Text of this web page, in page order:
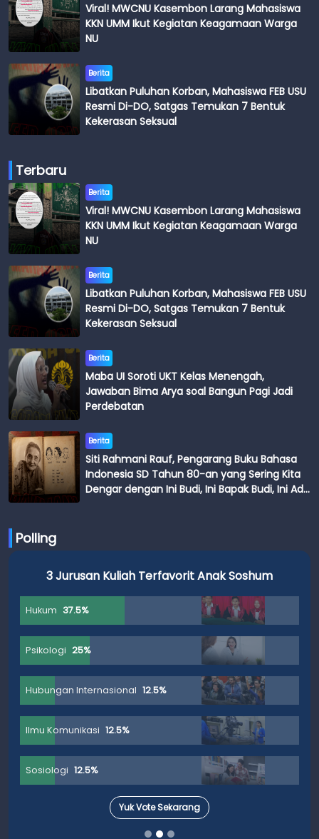
Viral! MWCNU Kasembon Larang Mahasiswa
KKN UMM Ikut Kegiatan Keagamaan Warga
NU
Berita
Libatkan Puluhan Korban, Mahasiswa FEB USU
Resmi Di-DO, Satgas Temukan 7 Bentuk
Kekerasan Seksual
Terbaru
Berita
Viral! MWCNU Kasembon Larang Mahasiswa
KKN UMM Ikut Kegiatan Keagamaan Warga
NU
Berita
Libatkan Puluhan Korban, Mahasiswa FEB USU
Resmi Di-DO, Satgas Temukan 7 Bentuk
Kekerasan Seksual
Berita
Maba UI Soroti UKT Kelas Menengah,
Jawaban Bima Arya soal Bangun Pagi Jadi
Perdebatan
Berita
Siti Rahmani Rauf, Pengarang Buku Bahasa
Indonesia SD Tahun 80-an yang Sering Kita
Dengar dengan Ini Budi, Ini Bapak Budi, Ini Adik
Polling
3 Jurusan Kuliah Terfavorit Anak Soshum
Hukum 37.5%
Psikologi 25%
Hubungan Internasional 12.5%
Ilmu Komunikasi 12.5%
Sosiologi 12.5%
Yuk Vote Sekarang